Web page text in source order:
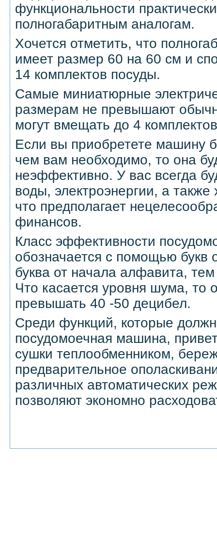
функциональности
полногабаритным аналогам.
Хочется отметить, что
имеет размер 60 на 60 см и
14 комплектов посуды.
Самые миниатюрные
размерам не превышают
могут вмещать до 4
Если вы приобретете машину
чем вам необходимо, то она
неэффективно. У вас всегда
воды, электроэнергии, а также
что предполагает
финансов.
Класс эффективности
обозначается с помощью букв
буква от начала алфавита,
Что касается уровня шума, то
превышать 40 -50 децибел.
Среди функций, которые
посудомоечная машина,
сушки теплообменником,
предварительное
различных автоматических
позволяют экономно